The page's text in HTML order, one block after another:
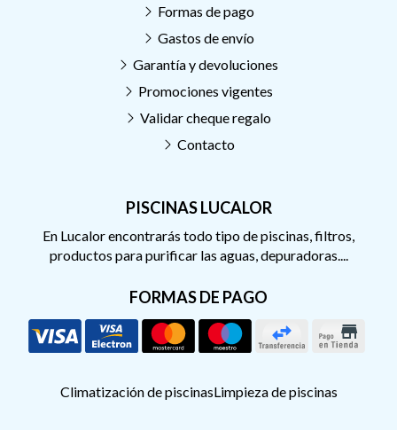
PISCINAS LUCALOR
En Lucalor encontrarás todo tipo de piscinas, filtros,
productos para purificar las aguas, depuradoras....
FORMAS DE PAGO
Formas de pago
Gastos de envío
Garantía y devoluciones
Promociones vigentes
Validar cheque regalo
Contacto
Climatización de piscinasLimpieza de piscinas